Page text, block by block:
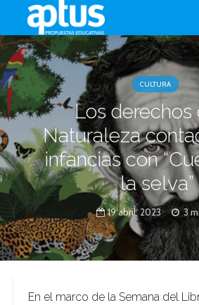
CULTURA
Los derechos
Naturaleza
infancias con
la selva”
19 abril, 2023 3
En el marco de la Semana del